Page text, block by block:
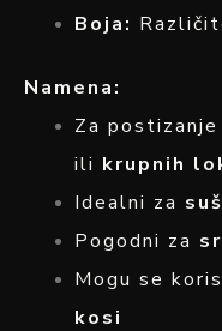
Boja:
Namena:
Za postizanje
ili krupnih
Idealni za
Pogodni za
Mogu se
kosi